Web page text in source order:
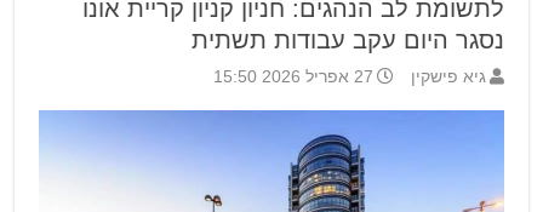
לתשומת לב הנהגים: חניון קניון קריית אונו
נסגר היום עקב עבודות תשתית
גיא פישקין 27 אפריל 2026 15:50